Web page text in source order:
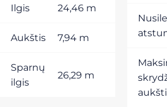
Ilgis 24,46 m
Aukštis 7,94 m
Sparnų
ilgis
26,29 m